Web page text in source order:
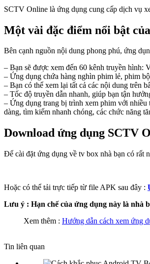
SCTV Online là ứng dụng cung cấp dịch vụ
Một vài đặc điểm nổi bật
Bên cạnh nguồn nội dung phong phú, ứng
– Bạn sẽ được xem đến 60 kênh truyền
– Ứng dụng chứa hàng nghìn phim lẻ, phim
– Bạn có thể xem lại tất cả các nội dung trên
– Tốc độ truyền dẫn nhanh, giúp bạn tận
– Ứng dụng trang bị trình xem phim với nhiều
dàng, tìm kiếm nhanh chóng, các chức năng
Download ứng dụng SCTV
Để cài đặt ứng dụng về tv box nhà bạn có rất
Hoặc có thể tải trực tiếp từ file APK sau đây :
Lưu ý : Hạn chế của ứng dụng này là nhà
Xem thêm : Hướng dẫn cách xem ứng
Tin liên quan